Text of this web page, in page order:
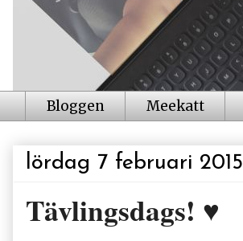
Bloggen Meekatt
lördag 7 februari 2015
Tävlingsdags! ♥